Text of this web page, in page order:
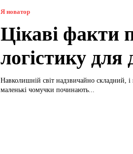
Я новатор
Цікаві факти
логістику для
Навколишній світ надзвичайно складний,
маленькі чомучки починають...